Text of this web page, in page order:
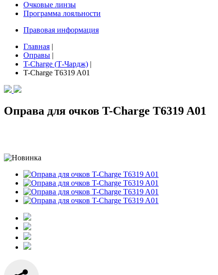
Очковые линзы
Программа лояльности
Правовая информация
Главная |
Оправы |
T-Charge (Т-Чардж) |
T-Charge T6319 A01
Оправа для очков T-Charge T6319 A01